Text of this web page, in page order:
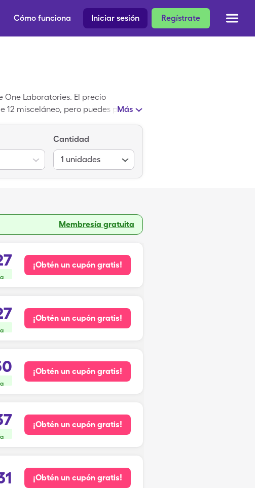
Regístrate
Iniciar sesión
Cómo funciona
One Laboratories. El precio
12 misceláneo, pero puedes pagar
Más
Cantidad
1 unidades
Membresía gratuita
¡Obtén un cupón gratis!
¡Obtén un cupón gratis!
¡Obtén un cupón gratis!
¡Obtén un cupón gratis!
¡Obtén un cupón gratis!